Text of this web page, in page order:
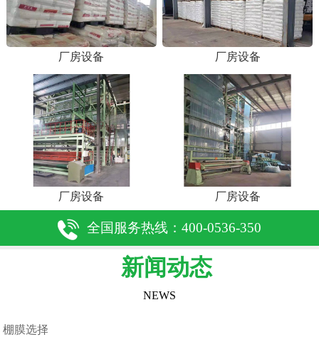
厂房设备 厂房设备
厂房设备 厂房设备
全国服务热线：400-0536-350
新闻动态
NEWS
棚膜选择